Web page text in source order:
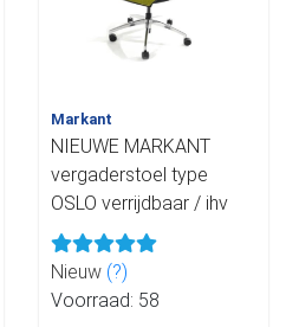
Markant
NIEUWE MARKANT
vergaderstoel type
OSLO verrijdbaar / ihv
Nieuw (?)
Voorraad: 58